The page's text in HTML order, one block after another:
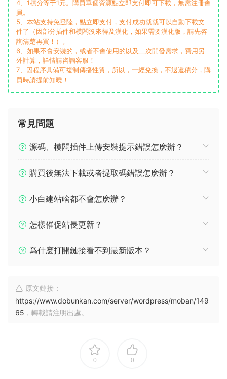
4、1積分等于1元。購買單個資源點立即支付即可下載，無需注冊會
員。
5、本站支持免登陸，點立即支付，支付成功就就可以自動下載文
件了（因部分插件和模闆沒來得及漢化，如果需要漢化版，請先咨
詢清楚再買！）。
6、如果不會安裝的，或者不會使用的以及二次開發需求，費用另
外計算，詳情請咨詢客服！
7、因程序具備可複制傳播性質，所以，一經兌換，不退還積分，購
買時請提前知曉！
常見問題
源碼、模闆插件上傳安裝提示錯誤怎麽辦？
購買後無法下載或者提取碼錯誤怎麽辦？
小白建站啥都不會怎麽辦？
怎樣催促站長更新？
爲什麽打開鏈接看不到最新版本？
原文鏈接：
https://www.dobunkan.com/server/wordpress/moban/149
65 ，轉載請注明出處。
0 0